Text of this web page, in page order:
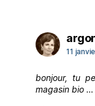
11
bonjour, tu
magasin bio …